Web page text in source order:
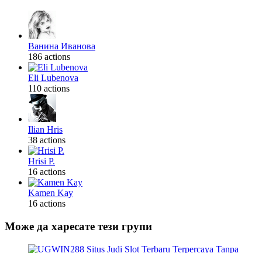
Ванина Иванова
186 actions
Eli Lubenova
110 actions
Ilian Hris
38 actions
Hrisi P.
16 actions
Kamen Kay
16 actions
Може да харесате тези групи